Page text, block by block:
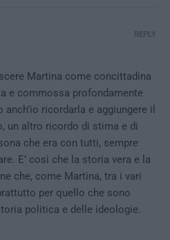
Martina come concittadina
e commossa profondamente
ricordarla e aggiungere il
un altro ricordo di stima e di
che era con tutti, sempre
E’ così che la storia vera e la
che, come Martina, tra i vari
per quello che sono
politica e delle ideologie.
REPLY